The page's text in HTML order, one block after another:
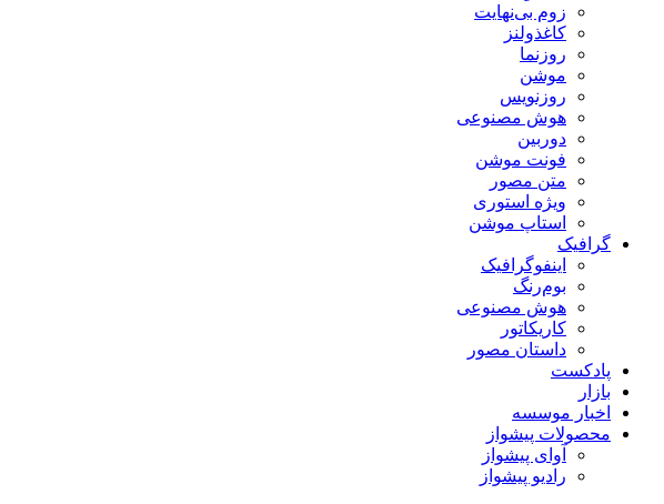
زوم بی‌نهایت
کاغذولنز
روزنما
موشن
روزنویس
هوش مصنوعی
دوربین
فونت موشن
متن مصور
ویژه استوری
استاپ موشن
گرافیک
اینفوگرافیک
بوم‌رنگ
هوش مصنوعی
کاریکاتور
داستان مصور
پادکست
بازار
اخبار موسسه
محصولات پیشواز
آوای پیشواز
رادیو پیشواز